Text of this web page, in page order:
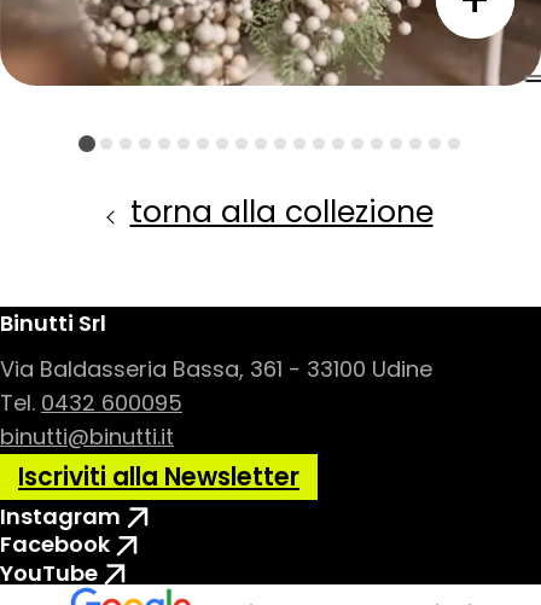
torna alla collezione
Binutti Srl
Via Baldasseria Bassa, 361 - 33100 Udine
Tel. 0432 600095
binutti@binutti.it
Iscriviti alla Newsletter
Instagram
Facebook
YouTube